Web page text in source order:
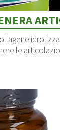
le